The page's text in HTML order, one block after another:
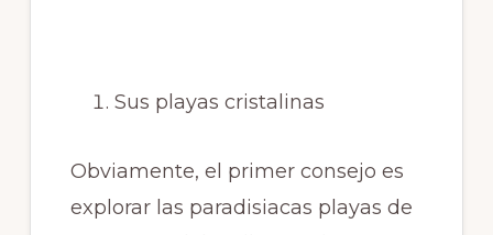
Sus playas cristalinas
Obviamente, el primer consejo es
explorar las paradisiacas playas de